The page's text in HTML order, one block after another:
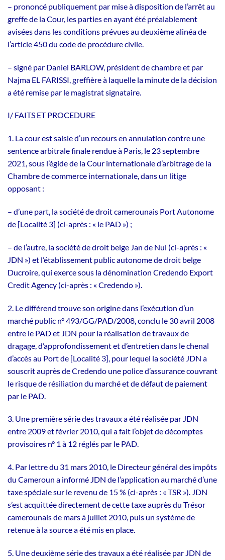
– prononcé publiquement par mise à disposition de l’arrêt au
greffe de la Cour, les parties en ayant été préalablement
avisées dans les conditions prévues au deuxième alinéa de
l’article 450 du code de procédure civile.
– signé par Daniel BARLOW, président de chambre et par
Najma EL FARISSI, greffière à laquelle la minute de la décision
a été remise par le magistrat signataire.
I/ FAITS ET PROCEDURE
1. La cour est saisie d’un recours en annulation contre une
sentence arbitrale finale rendue à Paris, le 23 septembre
2021, sous l’égide de la Cour internationale d’arbitrage de la
Chambre de commerce internationale, dans un litige
opposant :
– d’une part, la société de droit camerounais Port Autonome
de [Localité 3] (ci-après : « le PAD ») ;
– de l’autre, la société de droit belge Jan de Nul (ci-après : «
JDN ») et l’établissement public autonome de droit belge
Ducroire, qui exerce sous la dénomination Credendo Export
Credit Agency (ci-après : « Credendo »).
2. Le différend trouve son origine dans l’exécution d’un
marché public n° 493/GG/PAD/2008, conclu le 30 avril 2008
entre le PAD et JDN pour la réalisation de travaux de
dragage, d’approfondissement et d’entretien dans le chenal
d’accès au Port de [Localité 3], pour lequel la société JDN a
souscrit auprès de Credendo une police d’assurance couvrant
le risque de résiliation du marché et de défaut de paiement
par le PAD.
3. Une première série des travaux a été réalisée par JDN
entre 2009 et février 2010, qui a fait l’objet de décomptes
provisoires n° 1 à 12 réglés par le PAD.
4. Par lettre du 31 mars 2010, le Directeur général des impôts
du Cameroun a informé JDN de l’application au marché d’une
taxe spéciale sur le revenu de 15 % (ci-après : « TSR »). JDN
s’est acquittée directement de cette taxe auprès du Trésor
camerounais de mars à juillet 2010, puis un système de
retenue à la source a été mis en place.
5. Une deuxième série des travaux a été réalisée par JDN de